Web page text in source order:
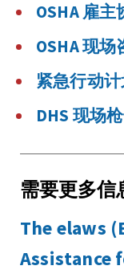
OSHA 雇主
OSHA 现场
紧急行动
DHS 现场
需要更多信
The elaws
Assistance